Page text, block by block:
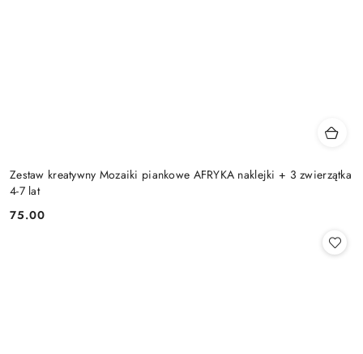
Zestaw kreatywny Mozaiki piankowe AFRYKA naklejki + 3 zwierzątka
4-7 lat
Cena:
75.00